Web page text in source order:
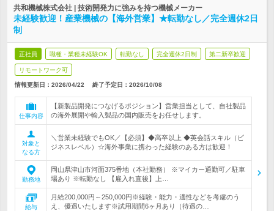
共和機械株式会社 | 技術開発力に強みを持つ機械メーカー
未経験歓迎！産業機械の【海外営業】★転勤なし／完全週休2日
制
正社員 職種・業種未経験OK 転勤なし 完全週休2日制 第二新卒歓迎
リモートワーク可
情報更新日：2026/04/22 終了予定日： 2026/10/08
仕事内容
【新製品開発につなげるポジション】営業担当として、自社製品
の海外展開や輸入製品の国内販売をお任せします。
対象と
なる方
＼営業未経験でもOK／【必須】◆高卒以上 ◆英会話スキル（ビ
ジネスレベル）☆海外事業に携わった経験のある方は歓迎！
勤務地
岡山県津山市河面375番地（本社勤務） ※マイカー通勤可／駐車
場あり ※転勤なし 【雇入れ直後】上…
給与
月給200,000円～250,000円※経験・能力・適性などを考慮のう
え、優遇いたします※試用期間6ヶ月あり（待遇の…